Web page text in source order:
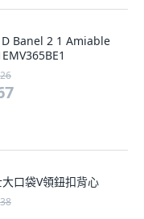
D Banel 2 1 Amiable
口袋V領鈕扣背心